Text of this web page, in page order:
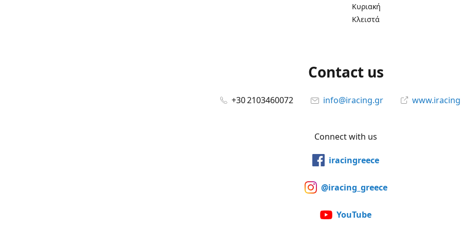
Κυριακή
Κλειστά
Contact us
+30 2103460072 info@iracing.gr
Connect with us
iracingreece
@iracing_greece
YouTube